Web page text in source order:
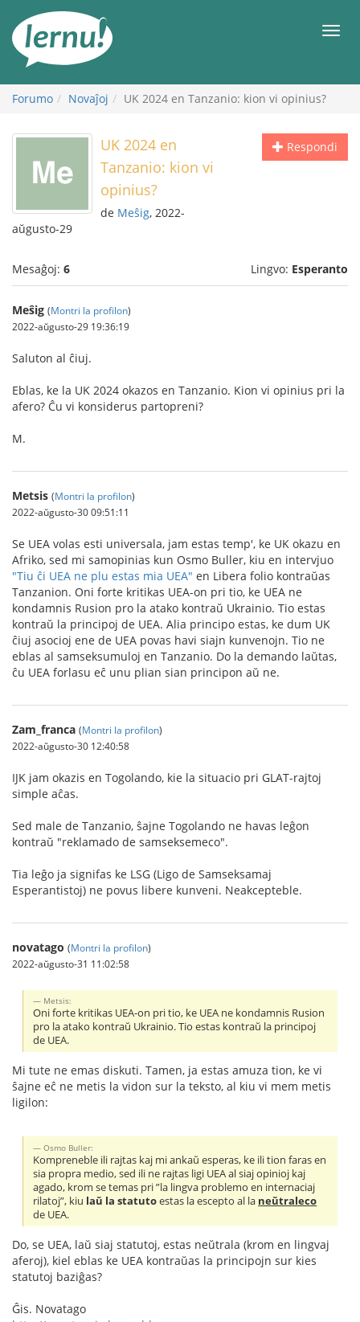
enhavo
Forumo Novaĵoj UK 2024 en Tanzanio: kion vi opinius?
Respondi
UK 2024 en
Tanzanio: kion vi
opinius?
de Meŝig, 2022-
aŭgusto-29
Mesaĝoj: 6 Lingvo: Esperanto
Meŝig (Montri la profilon)
2022-aŭgusto-29 19:36:19
Saluton al ĉiuj.
Eblas, ke la UK 2024 okazos en Tanzanio. Kion vi opinius pri la
afero? Ĉu vi konsiderus partopreni?
M.
Metsis (Montri la profilon)
2022-aŭgusto-30 09:51:11
Se UEA volas esti universala, jam estas temp', ke UK okazu en
Afriko, sed mi samopinias kun Osmo Buller, kiu en intervjuo
"Tiu ĉi UEA ne plu estas mia UEA" en Libera folio kontraŭas
Tanzanion. Oni forte kritikas UEA-on pri tio, ke UEA ne
kondamnis Rusion pro la atako kontraŭ Ukrainio. Tio estas
kontraŭ la principoj de UEA. Alia principo estas, ke dum UK
ĉiuj asocioj ene de UEA povas havi siajn kunvenojn. Tio ne
eblas al samseksumuloj en Tanzanio. Do la demando laŭtas,
ĉu UEA forlasu eĉ unu plian sian principon aŭ ne.
Zam_franca (Montri la profilon)
2022-aŭgusto-30 12:40:58
IJK jam okazis en Togolando, kie la situacio pri GLAT-rajtoj
simple aĉas.
Sed male de Tanzanio, ŝajne Togolando ne havas leĝon
kontraŭ "reklamado de samseksemeco".
Tia leĝo ja signifas ke LSG (Ligo de Samseksamaj
Esperantistoj) ne povus libere kunveni. Neakcepteble.
novatago (Montri la profilon)
2022-aŭgusto-31 11:02:58
Metsis:
Oni forte kritikas UEA-on pri tio, ke UEA ne kondamnis Rusion
pro la atako kontraŭ Ukrainio. Tio estas kontraŭ la principoj
de UEA.
Mi tute ne emas diskuti. Tamen, ja estas amuza tion, ke vi
ŝajne eĉ ne metis la vidon sur la teksto, al kiu vi mem metis
ligilon:
Osmo Buller:
Kompreneble ili rajtas kaj mi ankaŭ esperas, ke ili tion faras en
sia propra medio, sed ili ne rajtas ligi UEA al siaj opinioj kaj
agado, krom se temas pri ”la lingva problemo en internaciaj
rilatoj”, kiu laŭ la statutoestas la escepto al la neŭtraleco
de UEA.
Do, se UEA, laŭ siaj statutoj, estas neŭtrala (krom en lingvaj
aferoj), kiel eblas ke UEA kontraŭas la principojn sur kies
statutoj baziĝas?
Ĝis. Novatago